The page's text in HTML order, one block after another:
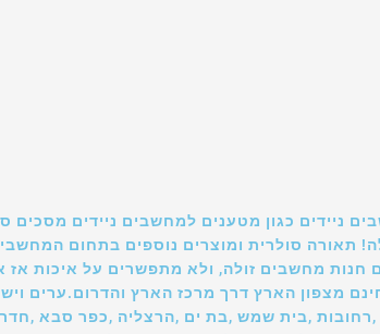
כגון מטענים למחשבים ניידים מסכים
תאורה סולרית ומוצרים נוספים בתחום
חנות מחשבים זולה, ולא מתפשרים על איכות
מצפון הארץ דרך מרכז הארץ והדרום.ערים
,רחובות ,בית שמש ,בת ים ,הרצליה ,כפר סבא